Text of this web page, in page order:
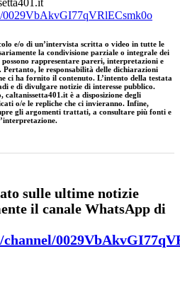
0029VbAkvGI77qVRlECsmk0o
e/o di un’intervista scritta o video in tutte le
la condivisione parziale o integrale dei
rappresentare pareri, interpretazioni e
le responsabilità delle dichiarazioni
ci ha fornito il contenuto. L’intento della testata
e di divulgare notizie di interesse pubblico.
è a disposizione degli
o/e le repliche che ci invieranno. Infine,
gli argomenti trattati, a consultare più fonti e
sulle ultime notizie
il canale WhatsApp di